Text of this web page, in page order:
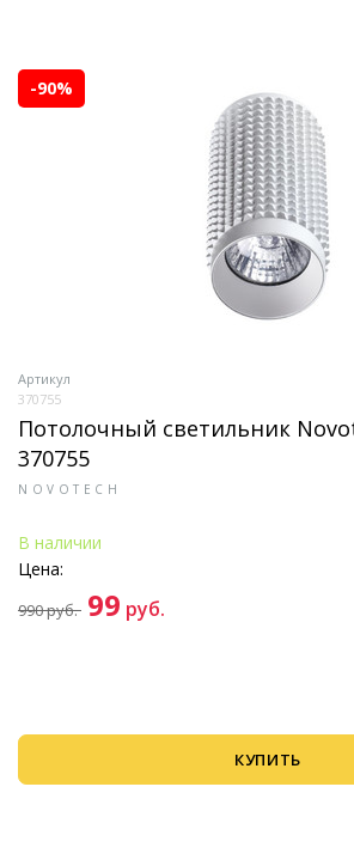
-90%
Артикул
370755
Потолочный светильник
370755
NOVOTECH
В наличии
Цена:
990руб. 99 руб.
КУПИТЬ